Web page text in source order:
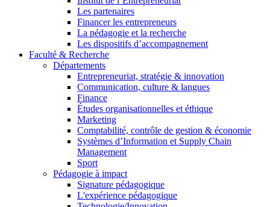
Les partenaires
Financer les entrepreneurs
La pédagogie et la recherche
Les dispositifs d’accompagnement
Faculté & Recherche
Départements
Entrepreneuriat, stratégie & innovation
Communication, culture & langues
Finance
Études organisationnelles et éthique
Marketing
Comptabilité, contrôle de gestion & économie
Systèmes d’Information et Supply Chain
Management
Sport
Pédagogie à impact
Signature pédagogique
L'expérience pédagogique